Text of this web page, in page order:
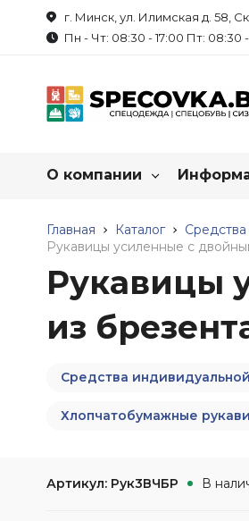
г. Минск, ул. Илимская д. 58,
Пн - Чт: 08:30 - 17:00 Пт: 08:30 -
Каталог
Спецодежда
Летняя спецодежда
Зимняя спецодежда
Сигнальная одежда
О компании
О нас
Реквизиты
Сотрудничество
Наши достижения
Как
Пошив на
Таблица
Главная Каталог
Рукавицы усиленные с
Рукавицы
из
Средства
Хлопчатобумажные
Артикул: Рук3ВЧБР В